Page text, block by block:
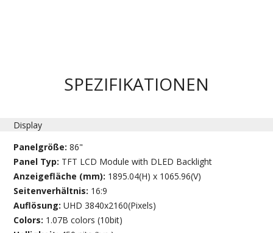
SPEZIFIKATIONEN
Display
Panelgröße:86"
Panel Typ: TFT LCD Module with DLED Backlight
Anzeigefläche (mm): 1895.04(H) x 1065.96(V)
Seitenverhältnis: 16:9
Auflösung:UHD 3840x2160(Pixels)
Colors: 1.07B colors (10bit)